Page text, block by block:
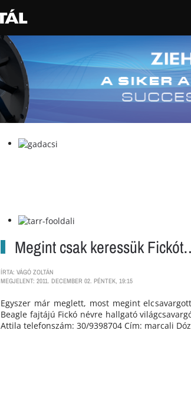
Megint csak keressük
ÍRTA: VÁGÓ ZOLTÁN
MEGJELENT: 2011. DECEMBER 02. PÉNTEK, 19:15
Egyszer már meglett, most megint
Beagle fajtájú Fickó névre hallgató
Attila telefonszám: 30/9398704 Cím: marcali